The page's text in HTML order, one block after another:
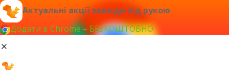
Актуальні акції завжди під рукою
Додати в Chrome – БЕЗКОШТОВНО